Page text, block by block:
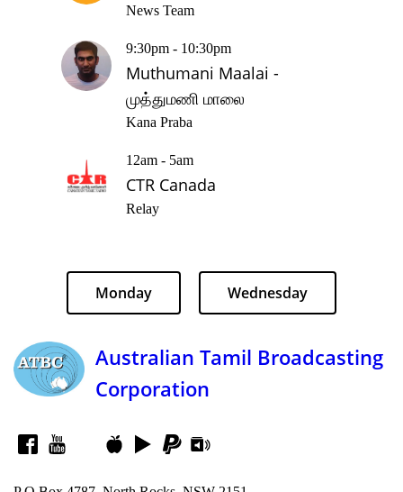
News Team
9:30pm - 10:30pm
Muthumani Maalai -
முத்துமணி மாலை
Kana Praba
12am - 5am
CTR Canada
Relay
Monday Wednesday
Australian Tamil Broadcasting
Corporation